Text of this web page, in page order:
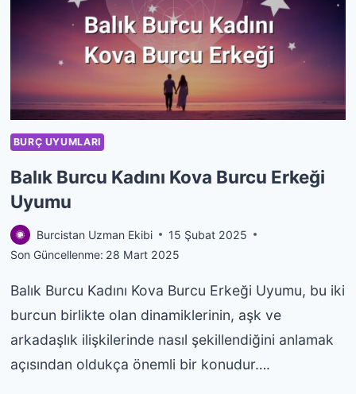
BURCU
ERKEĞI
UYUMU
BURÇ UYUMLARI
Balık Burcu Kadını Kova Burcu Erkeği
Uyumu
Burcistan Uzman Ekibi
15 Şubat 2025
Son Güncellenme: 28 Mart 2025
Balık Burcu Kadını Kova Burcu Erkeği Uyumu, bu iki
burcun birlikte olan dinamiklerinin, aşk ve
arkadaşlık ilişkilerinde nasıl şekillendiğini anlamak
açısından oldukça önemli bir konudur….